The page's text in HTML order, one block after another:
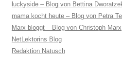
luckyside – Blog von Bettina
mama kocht heute – Blog von Petra
Marx bloggt – Blog von Christoph Marx
NetLektorins Blog
Redaktion Natusch